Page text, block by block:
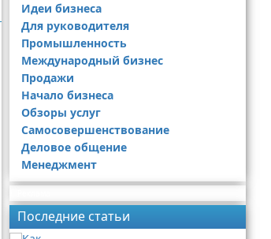
Идеи бизнеса
Для руководителя
Промышленность
Международный бизнес
Продажи
Начало бизнеса
Обзоры услуг
Самосовершенствование
Деловое общение
Менеджмент
Последние статьи